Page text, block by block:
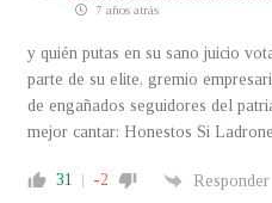
7 años atrás
y quién putas en su sano juicio
parte de su elite, gremio
de engañados seguidores del
mejor cantar: Honestos Si
31 -2 Responder